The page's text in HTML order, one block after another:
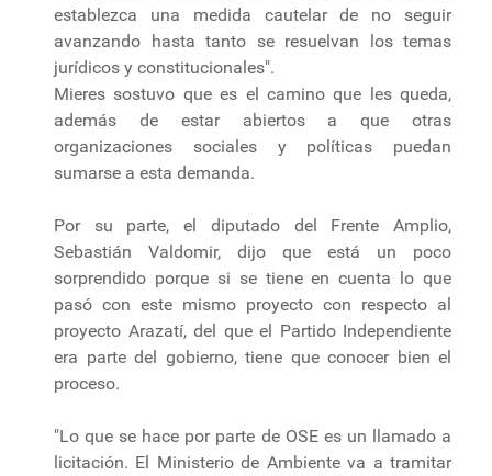
establezca una medida cautelar de no seguir
avanzando hasta tanto se resuelvan los temas
jurídicos y constitucionales".
Mieres sostuvo que es el camino que les queda,
además de estar abiertos a que otras
organizaciones sociales y políticas puedan
sumarse a esta demanda.
Por su parte, el diputado del Frente Amplio,
Sebastián Valdomir, dijo que está un poco
sorprendido porque si se tiene en cuenta lo que
pasó con este mismo proyecto con respecto al
proyecto Arazatí, del que el Partido Independiente
era parte del gobierno, tiene que conocer bien el
proceso.
"Lo que se hace por parte de OSE es un llamado a
licitación. El Ministerio de Ambiente va a tramitar